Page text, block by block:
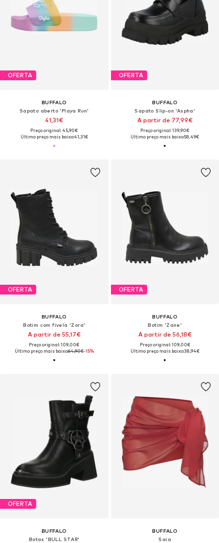
OFERTA
BUFFALO
Sapato aberto 'Playa Run'
41,31€
Preço original: 45,90€
Último preço mais baixo:41,31€
OFERTA
BUFFALO
Sapato Slip-on 'Aspha'
A partir de 77,99€
Preço original: 139,90€
Último preço mais baixo:58,49€
OFERTA
BUFFALO
Botim com fivela 'Zora'
A partir de 55,17€
Preço original: 109,00€
Último preço mais baixo:64,90€-15%
OFERTA
BUFFALO
Botim 'Zane'
A partir de 56,18€
Preço original: 109,00€
Último preço mais baixo:38,94€
OFERTA
BUFFALO
Botas 'BULL STAR'
BUFFALO
Saia